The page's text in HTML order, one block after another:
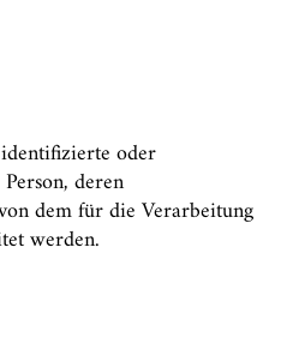
oder
deren
dem für die Verarbeitung
werden.